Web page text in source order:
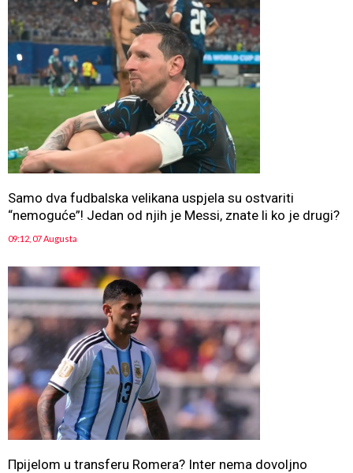
Samo dva fudbalska velikana uspjela su ostvariti
“nemoguće”! Jedan od njih je Messi, znate li ko je drugi?
09:12, 07 Augusta
Прijelom u transferu Romera? Inter nema dovoljno